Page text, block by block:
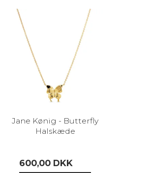
Jane Kønig - Butterfly
Halskæde
600,00 DKK